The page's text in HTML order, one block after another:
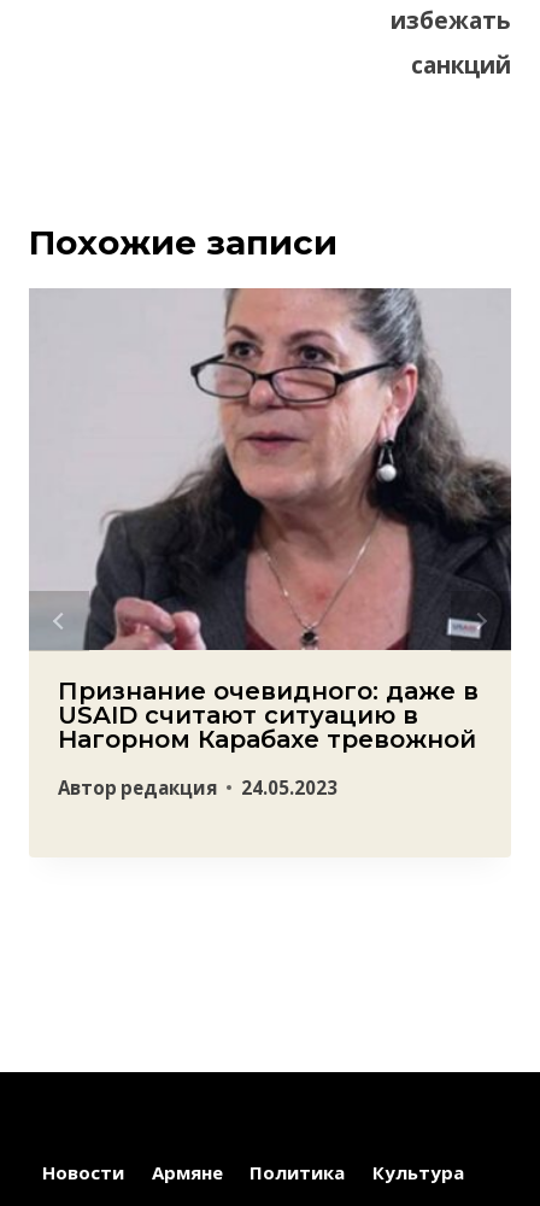
избежать
санкций
Похожие записи
Признание очевидного: даже в
USAID считают ситуацию в
Нагорном Карабахе тревожной
Автор редакция 24.05.2023
Новости Армяне Политика Культура